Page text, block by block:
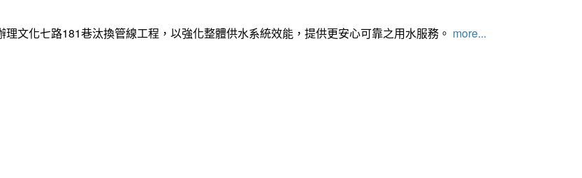
文化七路181巷汰換管線工程，以強化整體供水系統效能，提供更安心可靠之用水服務。 more...